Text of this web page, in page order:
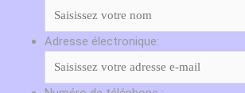
Adresse électronique: